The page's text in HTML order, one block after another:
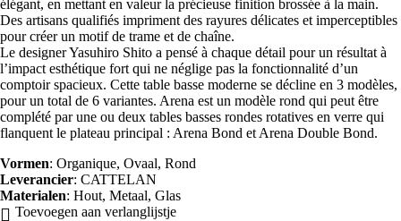
élégant, en mettant en valeur la précieuse finition brossée à la main.
Des artisans qualifiés impriment des rayures délicates et imperceptibles
pour créer un motif de trame et de chaîne.
Le designer Yasuhiro Shito a pensé à chaque détail pour un résultat à
l’impact esthétique fort qui ne néglige pas la fonctionnalité d’un
comptoir spacieux. Cette table basse moderne se décline en 3 modèles,
pour un total de 6 variantes. Arena est un modèle rond qui peut être
complété par une ou deux tables basses rondes rotatives en verre qui
flanquent le plateau principal : Arena Bond et Arena Double Bond.
Vormen: Organique, Ovaal, Rond
Leverancier: CATTELAN
Materialen: Hout, Metaal, Glas
Toevoegen aan verlanglijstje